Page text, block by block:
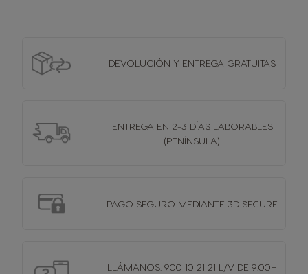
DEVOLUCIÓN Y ENTREGA GRATUITAS
ENTREGA EN 2-3 DÍAS LABORABLES
(PENÍNSULA)
PAGO SEGURO MEDIANTE 3D SECURE
LLÁMANOS: 900 10 21 21 L/V DE 9:00H